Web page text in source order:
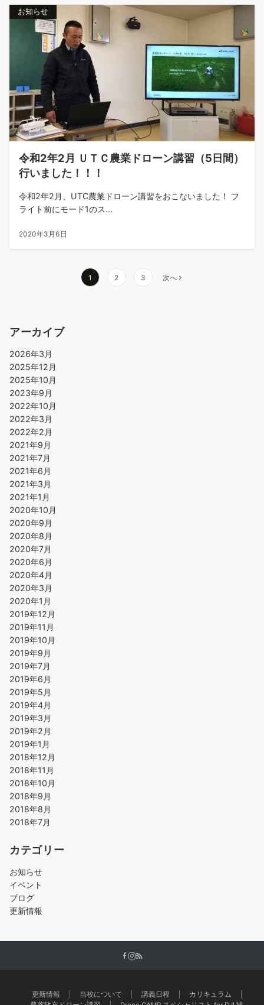
お知らせ
令和2年2月 ＵＴＣ農業ドローン講習（5日間）
行いました！！！
令和2年2月、UTC農業ドローン講習をおこないました！ フ
ライト前にモード1のス...
2020年3月6日
ー
ジ
送
り
1 2 3 次へ
アーカイブ
2026年3月
2025年12月
2025年10月
2023年9月
2022年10月
2022年3月
2022年2月
2021年9月
2021年7月
2021年6月
2021年3月
2021年1月
2020年10月
2020年9月
2020年8月
2020年7月
2020年6月
2020年4月
2020年3月
2020年1月
2019年12月
2019年11月
2019年10月
2019年9月
2019年7月
2019年6月
2019年5月
2019年4月
2019年3月
2019年2月
2019年1月
2018年12月
2018年11月
2018年10月
2018年9月
2018年8月
2018年7月
カテゴリー
お知らせ
イベント
ブログ
更新情報
更新情報 当校について 講義日程
カリキュラム